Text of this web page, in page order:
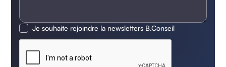
Je souhaite rejoindre la newsletters B.Conseil